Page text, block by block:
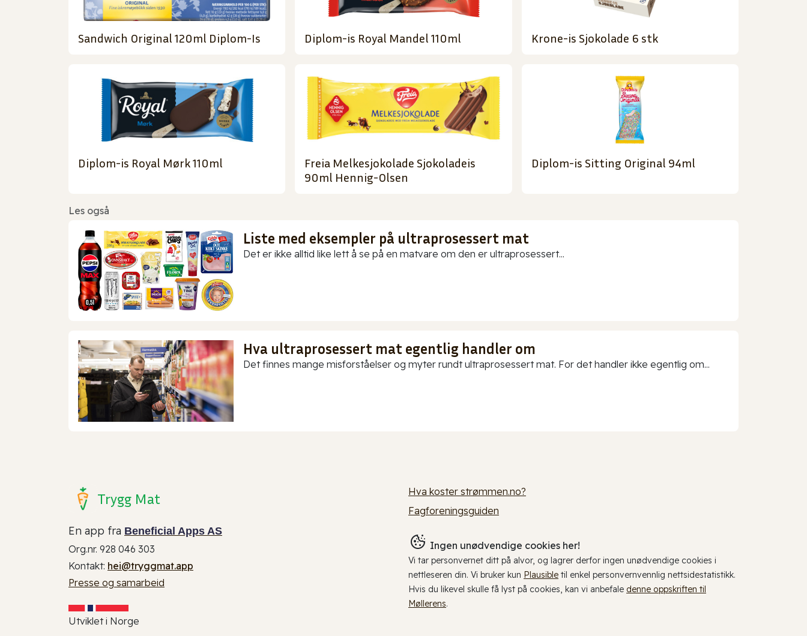
Sandwich Original 120ml Diplom-Is Diplom-is Royal Mandel 110ml Krone-is Sjokolade 6 stk
Diplom-is Royal Mørk 110ml
Freia Melkesjokolade Sjokoladeis
90ml Hennig-Olsen
Diplom-is Sitting Original 94ml
Les også
Liste med eksempler på ultraprosessert mat
Det er ikke alltid like lett å se på en matvare om den er ultraprosessert...
Hva ultraprosessert mat egentlig handler om
Det finnes mange misforståelser og myter rundt ultraprosessert mat. For det handler ikke egentlig om...
Trygg Mat
En app fra Beneficial Apps AS
Org.nr. 928 046 303
Kontakt: hei@tryggmat.app
Presse og samarbeid
Utviklet i Norge
Hva koster strømmen.no?
Fagforeningsguiden
Ingen unødvendige cookies her!
Vi tar personvernet ditt på alvor, og lagrer derfor ingen unødvendige cookies i
nettleseren din. Vi bruker kun Plausible til enkel personvernvennlig nettsidestatistikk.
Hvis du likevel skulle få lyst på cookies, kan vi anbefale denne oppskriften til
Møllerens.